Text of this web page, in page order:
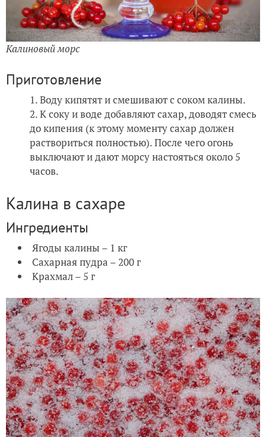
Калиновый морс
Приготовление
Воду кипятят и смешивают с соком калины.
К соку и воде добавляют сахар, доводят смесь
до кипения (к этому моменту сахар должен
раствориться полностью). После чего огонь
выключают и дают морсу настояться около 5
часов.
Калина в сахаре
Ингредиенты
Ягоды калины – 1 кг
Сахарная пудра – 200 г
Крахмал – 5 г